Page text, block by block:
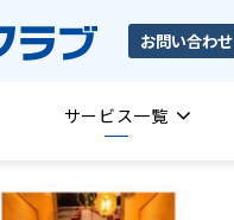
お問い合わせ
サービス一覧